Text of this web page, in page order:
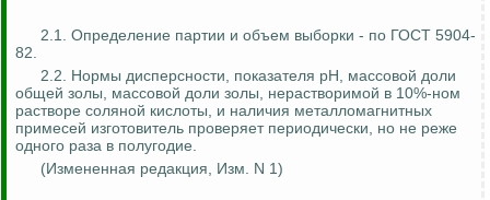
2.1. Определение партии и объем выборки - по ГОСТ 5904-
82.
2.2. Нормы дисперсности, показателя pH, массовой доли
общей золы, массовой доли золы, нерастворимой в 10%-ном
растворе соляной кислоты, и наличия металломагнитных
примесей изготовитель проверяет периодически, но не реже
одного раза в полугодие.
(Измененная редакция, Изм. N 1)